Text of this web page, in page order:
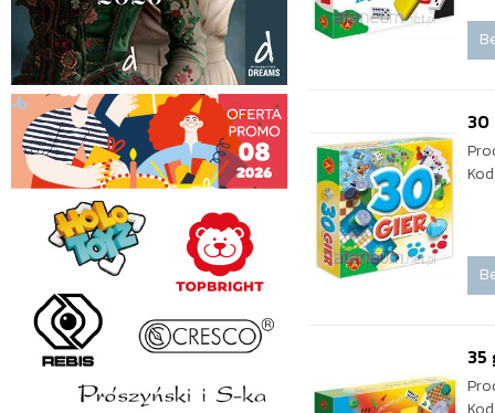
30
35